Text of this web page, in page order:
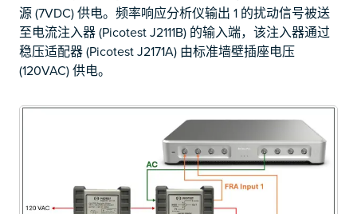
源 (7VDC) 供电。频率响应分析仪输出 1 的扰动信号被送
至电流注入器 (Picotest J2111B) 的输入端，该注入器通过
稳压适配器 (Picotest J2171A) 由标准墙壁插座电压
(120VAC) 供电。